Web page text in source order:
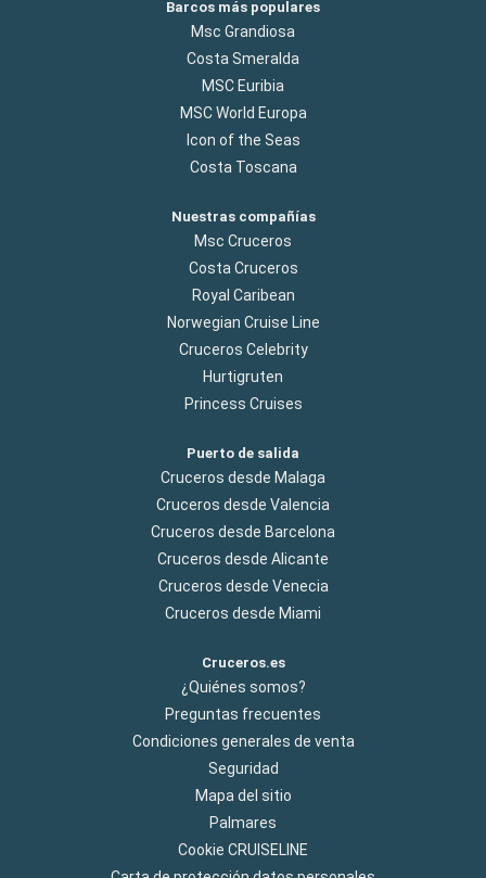
Barcos más populares
Msc Grandiosa
Costa Smeralda
MSC Euribia
MSC World Europa
Icon of the Seas
Costa Toscana
Nuestras compañías
Msc Cruceros
Costa Cruceros
Royal Caribean
Norwegian Cruise Line
Cruceros Celebrity
Hurtigruten
Princess Cruises
Puerto de salida
Cruceros desde Malaga
Cruceros desde Valencia
Cruceros desde Barcelona
Cruceros desde Alicante
Cruceros desde Venecia
Cruceros desde Miami
Cruceros.es
¿Quiénes somos?
Preguntas frecuentes
Condiciones generales de venta
Seguridad
Mapa del sitio
Palmares
Cookie CRUISELINE